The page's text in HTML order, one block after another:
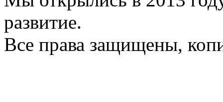
развитие.
Все права защищены,